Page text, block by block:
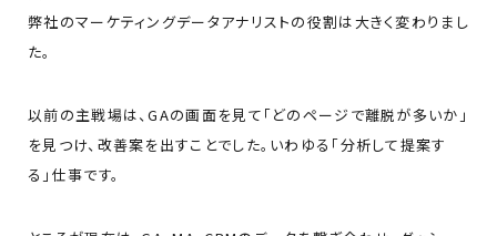
弊社のマーケティングデータアナリストの役割は大きく変わりまし
た。
以前の主戦場は、GAの画面を見て「どのページで離脱が多いか」
を見つけ、改善案を出すことでした。いわゆる「分析して提案す
る」仕事です。